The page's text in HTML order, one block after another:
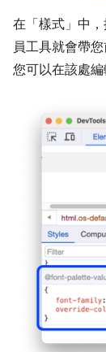
在「樣式」 中
員工具就會帶
您可以在該處編